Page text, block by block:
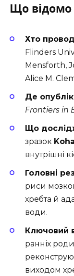
Що відомо
Хто
Flinders
Mensforth,
Alice M.
Де
Frontiers in
Що
зразок
внутрішні
Головні
риси
хребта й
води.
Ключовий
ранніх
виходом